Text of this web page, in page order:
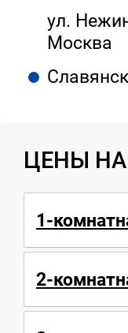
ул.
Москва
ЦЕНЫ НА
1-
2-